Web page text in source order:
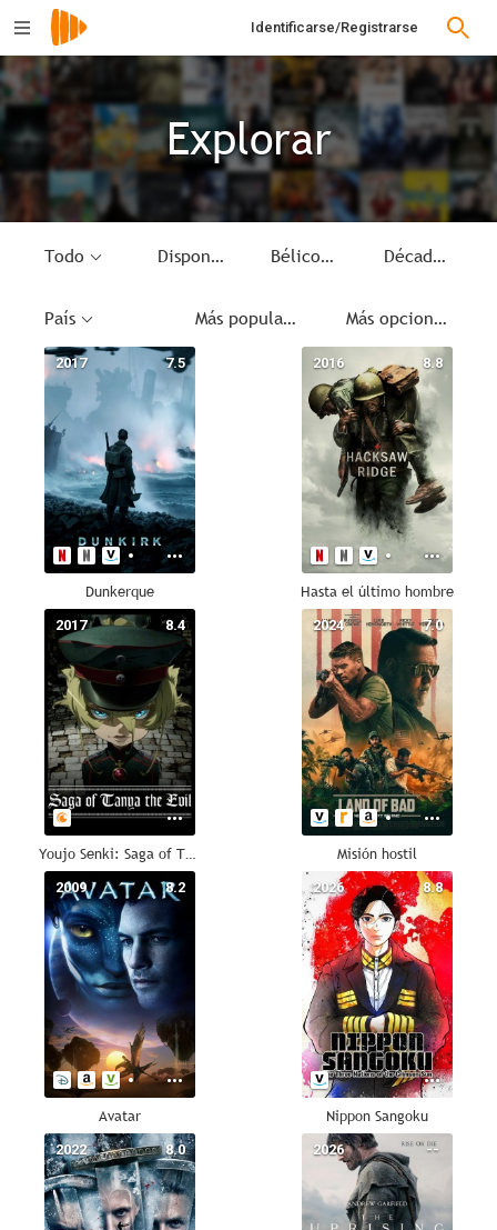
Identificarse/Registrarse
Explorar
Todo Disponible Bélico Década
País Más populares Más opciones
7.5
2017
Dunkerque
8.8
2016
Hasta el último hombre
8.4
2017
Youjo Senki: Saga of Tanya the Evil
7.0
2024
Misión hostil
8.2
2009
Avatar
8.8
2026
Nippon Sangoku
8.0
2022 --
2026